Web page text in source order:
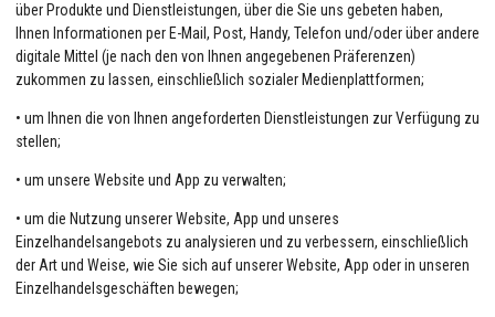
über Produkte und Dienstleistungen, über die Sie uns gebeten haben,
Ihnen Informationen per E-Mail, Post, Handy, Telefon und/oder über andere
digitale Mittel (je nach den von Ihnen angegebenen Präferenzen)
zukommen zu lassen, einschließlich sozialer Medienplattformen;
• um Ihnen die von Ihnen angeforderten Dienstleistungen zur Verfügung zu
stellen;
• um unsere Website und App zu verwalten;
• um die Nutzung unserer Website, App und unseres
Einzelhandelsangebots zu analysieren und zu verbessern, einschließlich
der Art und Weise, wie Sie sich auf unserer Website, App oder in unseren
Einzelhandelsgeschäften bewegen;